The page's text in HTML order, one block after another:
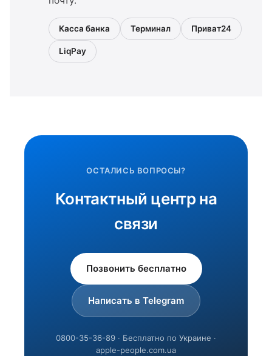
Касса банка Терминал Приват24
LiqPay
ОСТАЛИСЬ ВОПРОСЫ?
Контактный центр на
связи
Позвонить бесплатно
Написать в Telegram
0800-35-36-89 · Бесплатно по Украине ·
apple-people.com.ua